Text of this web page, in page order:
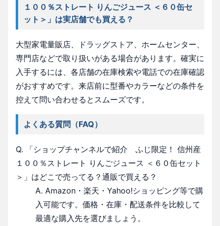
１００％ストレート りんごジュース ＜６０缶セ
ット＞」は実店舗でも買える？
大型家電量販店、ドラッグストア、ホームセンター、
専門店などで取り扱いがある場合があります。確実に
入手するには、各店舗の在庫検索や電話での在庫確認
がおすすめです。来店前に型番やカラーなどの条件を
控えて問い合わせるとスムーズです。
よくある質問（FAQ）
Q. 「ショップチャンネルで紹介 ふじ限定！ 信州産
１００％ストレート りんごジュース ＜６０缶セット
＞」はどこで売ってる？通販で買える？
A. Amazon・楽天・Yahoo!ショッピング等で購
入可能です。価格・在庫・配送条件を比較して
最適な購入先を選びましょう。